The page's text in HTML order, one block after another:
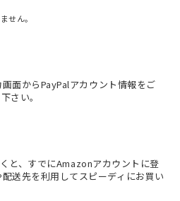
せん。
面からPayPalアカウント情報をご
さい。
と、すでにAmazonアカウントに登
送先を利用してスピーディにお買い